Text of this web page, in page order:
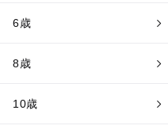
6歳
8歳
10歳